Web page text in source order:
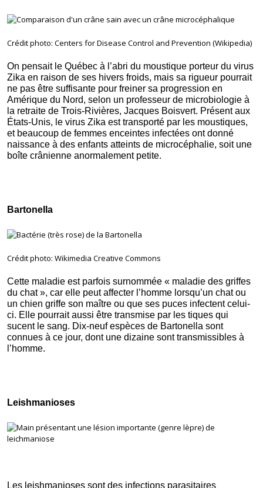
Crédit photo: Centers for Disease Control and Prevention (Wikipedia)
On pensait le Québec à l’abri du moustique porteur du virus
Zika en raison de ses hivers froids, mais sa rigueur pourrait
ne pas être suffisante pour freiner sa progression en
Amérique du Nord, selon un professeur de microbiologie à
la retraite de Trois-Rivières, Jacques Boisvert. Présent aux
États-Unis, le virus Zika est transporté par les moustiques,
et beaucoup de femmes enceintes infectées ont donné
naissance à des enfants atteints de microcéphalie, soit une
boîte crânienne anormalement petite.
Bartonella
Crédit photo: Wikimedia Creative Commons
Cette maladie est parfois surnommée « maladie des griffes
du chat », car elle peut affecter l’homme lorsqu’un chat ou
un chien griffe son maître ou que ses puces infectent celui-
ci. Elle pourrait aussi être transmise par les tiques qui
sucent le sang. Dix-neuf espèces de Bartonella sont
connues à ce jour, dont une dizaine sont transmissibles à
l’homme.
Leishmanioses
Les leishmanioses sont des infections parasitaires